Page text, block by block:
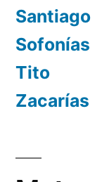
Santiago
Sofonías
Tito
Zacarías